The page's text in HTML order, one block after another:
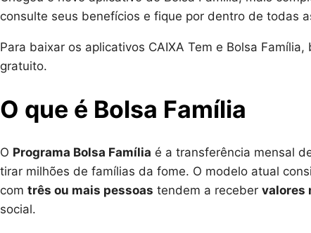
consulte seus benefícios e fique por dentro de todas
Para baixar os aplicativos CAIXA Tem e Bolsa
gratuito.
O que é Bolsa Família
O Programa Bolsa Família é a transferência mensal
tirar milhões de famílias da fome. O modelo atual
com três ou mais pessoas tendem a receber valores
social.